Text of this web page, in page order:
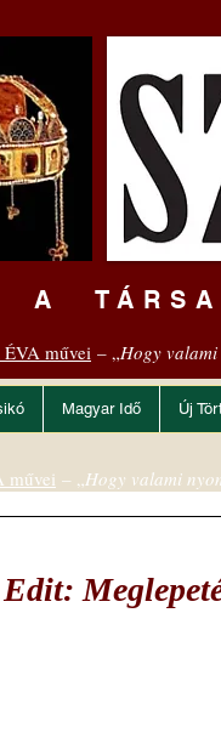
A
művei – „Hogy
Magyar Idő Új
művei – „Hogy valami